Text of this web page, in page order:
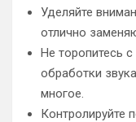
Уделяйте
отлично
Не торопитесь
обработки
многое.
Контролируйте